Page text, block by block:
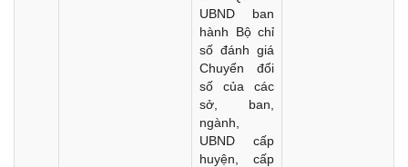
UBND ban
hành Bộ chỉ
số đánh giá
Chuyển đổi
số của các
sở, ban,
ngành,
UBND cấp
huyện, cấp